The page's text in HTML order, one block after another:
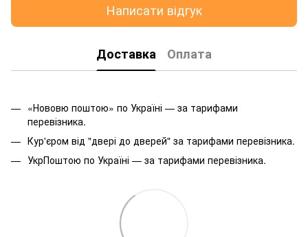
Написати відгук
Доставка Оплата
«Нововю поштою» по Україні — за тарифами
перевізника.
Кур'єром від "двері до дверей" за тарифами перевізника.
УкрПоштою по Україні — за тарифами перевізника.